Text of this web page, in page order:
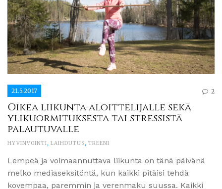
21.5.2017 2
Oikea liikunta aloittelijalle sekä
ylikuormituksesta tai stressistä
palautuvalle
HYVINVOINTI, LAIHDUTUS, TREENI
Lempeä ja voimaannuttava liikunta on tänä päivänä
melko mediaseksitöntä, kun kaikki pitäisi tehdä
kovempaa, paremmin ja verenmaku suussa. Kaikki